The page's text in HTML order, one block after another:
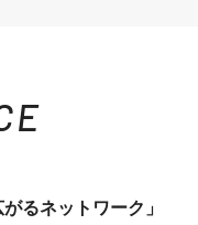
るネットワーク」